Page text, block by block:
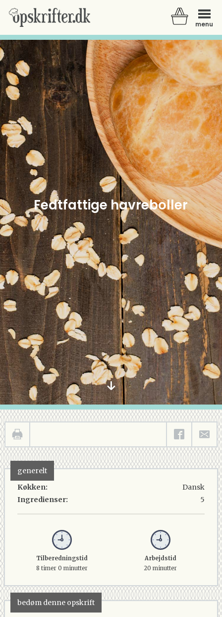
menu
Der er ingen varer i din kurv.
Fedtfattige havreboller
generelt
Køkken:
Ingredienser:
Dansk
5
Tilberedningstid
8 timer 0 minutter
Arbejdstid
20 minutter
bedøm denne opskrift